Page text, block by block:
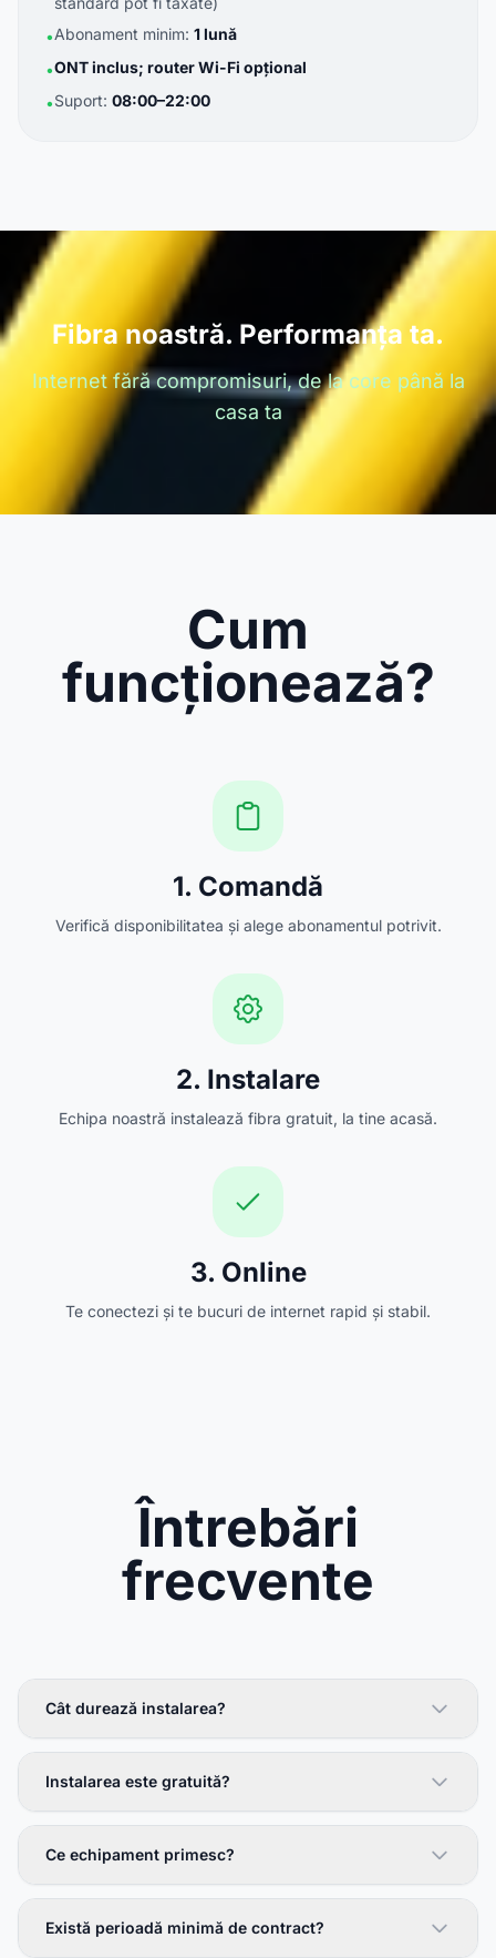
•Abonament minim: 1 lună
•ONT inclus; router Wi-Fi opțional
•Suport: 08:00–22:00
Fibra noastră. Performanța ta.
Internet fără compromisuri, de la core până la
casa ta
Cum
funcționează?
1. Comandă
Verifică disponibilitatea și alege abonamentul potrivit.
2. Instalare
Echipa noastră instalează fibra gratuit, la tine acasă.
3. Online
Te conectezi și te bucuri de internet rapid și stabil.
Întrebări
frecvente
Cât durează instalarea?
Instalarea este gratuită?
Ce echipament primesc?
Există perioadă minimă de contract?